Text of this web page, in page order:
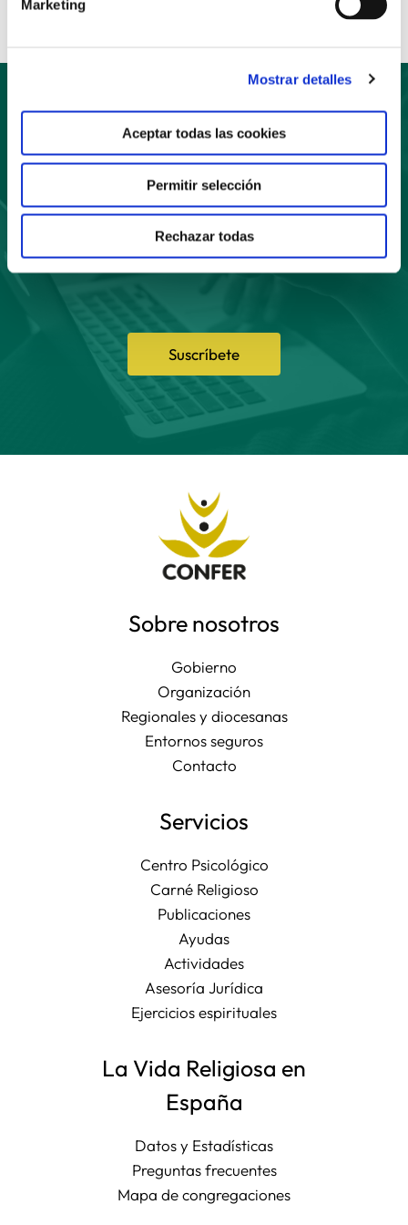
Marketing
Mostrar detalles
Aceptar todas las cookies
Permitir selección
Rechazar todas
Suscríbete
Suscríbete
a nuestro boletín
Sobre nosotros
Gobierno
Organización
Regionales y diocesanas
Entornos seguros
Contacto
Servicios
Centro Psicológico
Carné Religioso
Publicaciones
Ayudas
Actividades
Asesoría Jurídica
Ejercicios espirituales
La Vida Religiosa en
España
Datos y Estadísticas
Preguntas frecuentes
Mapa de congregaciones